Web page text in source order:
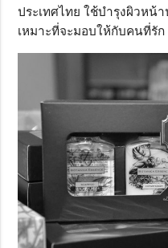
ประเทศไทย ใช้บำรุงผิวหน้
เหมาะที่จะมอบให้กับคนที่รัก